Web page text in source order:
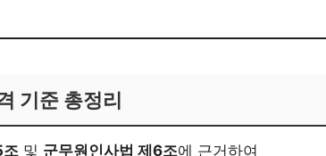
기준 총정리
및 군무원인사법 제6조에 근거하여